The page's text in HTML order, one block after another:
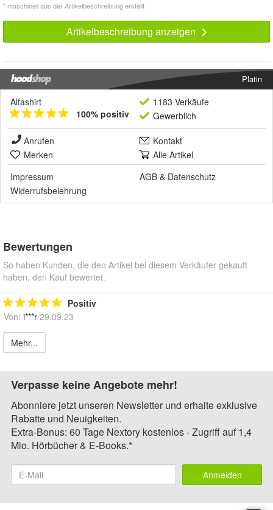
* maschinell aus der Artikelbeschreibung erstellt
Artikelbeschreibung anzeigen
Platin
Alfashirt
100% positiv
1183 Verkäufe
Gewerblich
Anrufen
Kontakt
Merken
Alle Artikel
Impressum
AGB & Datenschutz
Widerrufsbelehrung
Bewertungen
So haben Kunden, die den Artikel bei diesem Verkäufer gekauft
haben, den Kauf bewertet.
Positiv
Von: i***r 29.09.23
Mehr...
Verpasse keine Angebote mehr!
Abonniere jetzt unseren Newsletter und erhalte exklusive
Rabatte und Neuigkeiten.
Extra-Bonus: 60 Tage Nextory kostenlos - Zugriff auf 1,4
Mio. Hörbücher & E-Books.*
Anmelden